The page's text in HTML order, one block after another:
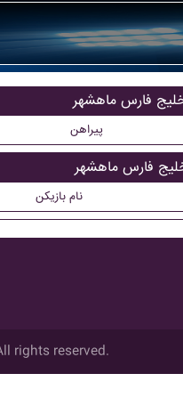
فارس ماهشهر
پیراهن
فارس ماهشهر
نام بازیکن
rights reserved.